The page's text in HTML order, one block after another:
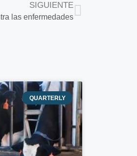
SIGUIENTE
las enfermedades
QUARTERLY